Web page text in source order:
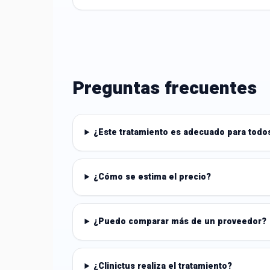
Preguntas frecuentes
¿Este tratamiento es adecuado para
¿Cómo se estima el precio?
¿Puedo comparar más de un proveedor?
¿Clinictus realiza el tratamiento?